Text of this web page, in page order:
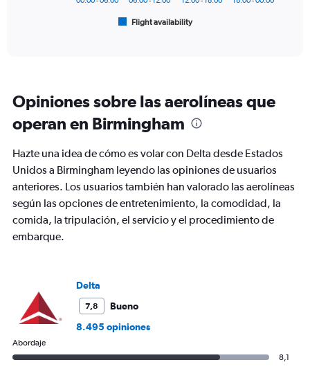
categories.
chart
1
Y
axis
Number
of
flights.
Flight availability
Opiniones sobre las aerolíneas que
operan en Birmingham
Hazte una idea de cómo es volar con Delta desde Estados
Unidos a Birmingham leyendo las opiniones de usuarios
anteriores. Los usuarios también han valorado las aerolíneas
según las opciones de entretenimiento, la comodidad, la
comida, la tripulación, el servicio y el procedimiento de
embarque.
Delta
7,8
Bueno
8.495 opiniones
Abordaje
8,1